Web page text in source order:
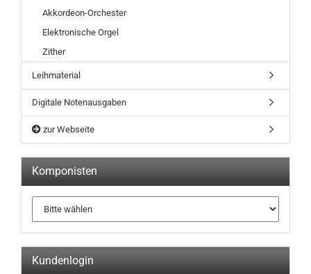
Akkordeon-Orchester
Elektronische Orgel
Zither
Leihmaterial
Digitale Notenausgaben
zur Webseite
Komponisten
Kundenlogin